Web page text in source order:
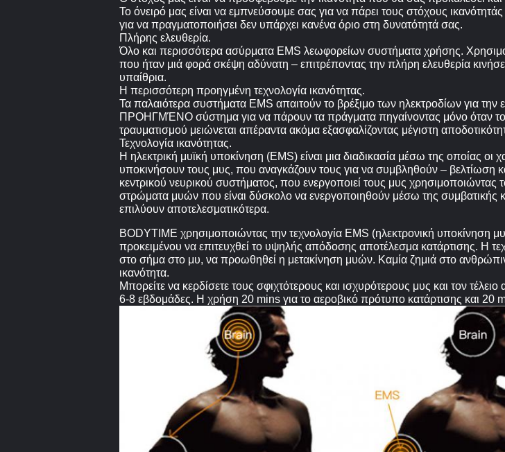
Το όνειρό μας είναι να εμπνεύσουμε σας για να πάρει τους στόχους
για να πραγματοποιήσει δεν υπάρχει κανένα όριο στη δυνατότητά σας.
Πλήρης ελευθερία.
Όλο και περισσότερα ασύρματα EMS λεωφορείων συστήματα χρήσης.
που ήταν μιά φορά σκέψη αδύνατη – επιτρέποντας την πλήρη ελευθερία
υπαίθρια.
Η περισσότερη προηγμένη τεχνολογία ικανότητας.
Τα παλαιότερα συστήματα EMS απαιτούν το βρέξιμο των ηλεκτροδίων για
ΠΡΟΗΓΜΈΝΟ σύστημα για να πάρουν τα πράγματα πηγαίνοντας μόνο όταν το
τραυματισμού μειώνεται απέραντα ακόμα εξασφαλίζοντας μέγιστη
Τεχνολογία ικανότητας.
Η ηλεκτρική μυϊκή υποκίνηση (EMS) είναι μια διαδικασία μέσω της οποίας
υποκινήσουν τους μυς, που αναγκάζουν τους για να συμβληθούν – βελτίωση
κεντρικού νευρικού συστήματος, που ενεργοποιεί τους μυς
στρώματα μυών που είναι δύσκολο να ενεργοποιηθούν μέσω της συμβατικής
επιλύουν αποτελεσματικότερα.
BODYTIME χρησιμοποιώντας την τεχνολογία EMS (ηλεκτρονική υποκίνηση
προκειμένου να επιτευχθεί το υψηλής απόδοσης αποτέλεσμα κατάρτισης. Η
στο σήμα στο μυ, να προωθηθεί η μετακίνηση μυών. Καμία ζημιά στο
ικανότητα.
Μπορείτε να κερδίσετε τους σφιχτότερους και ισχυρότερους μυς και τον
6-8 εβδομάδες. Η χρήση 20 mins για το αεροβικό πρότυπο κατάρτισης και 20